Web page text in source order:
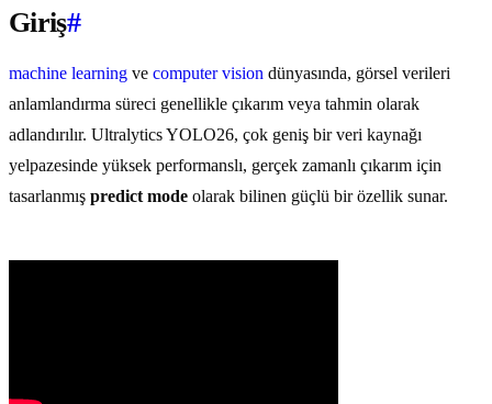
Giriş#
machine learning ve computer vision dünyasında, görsel verileri
anlamlandırma süreci genellikle çıkarım veya tahmin olarak
adlandırılır. Ultralytics YOLO26, çok geniş bir veri kaynağı
yelpazesinde yüksek performanslı, gerçek zamanlı çıkarım için
tasarlanmış predict mode olarak bilinen güçlü bir özellik sunar.